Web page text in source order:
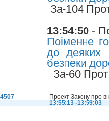
За-104
13:54:50 -
Поіменне
до деяких
безпеки
За-60
4507
Проект Закону про
13:55:13 -13:59:03